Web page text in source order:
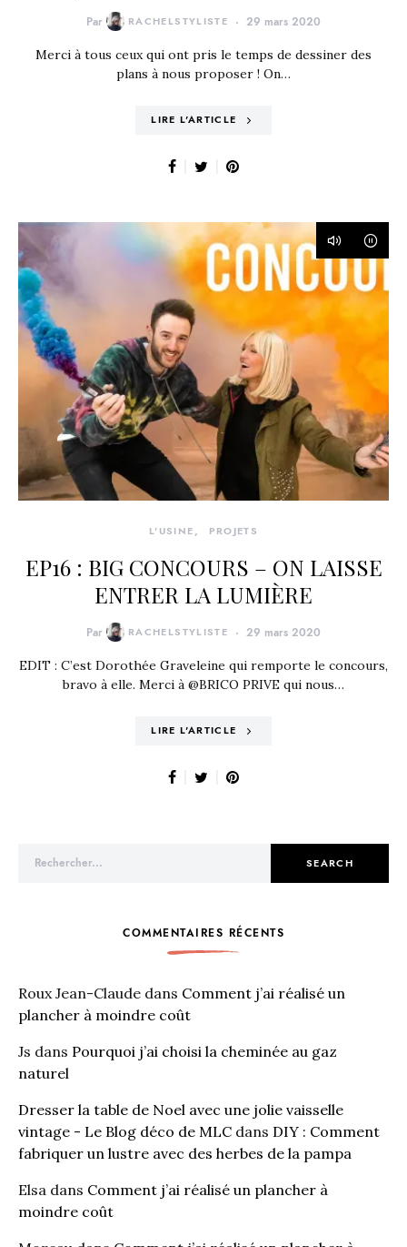
Par RACHELSTYLISTE 29 mars 2020
Merci à tous ceux qui ont pris le temps de dessiner des
plans à nous proposer ! On…
LIRE L'ARTICLE
L'USINE PROJETS
EP16 : BIG CONCOURS – ON LAISSE
ENTRER LA LUMIÈRE
Par RACHELSTYLISTE 29 mars 2020
EDIT : C’est Dorothée Graveleine qui remporte le concours,
bravo à elle. Merci à @BRICO PRIVE qui nous…
LIRE L'ARTICLE
SEARCH
COMMENTAIRES RÉCENTS
Roux Jean-Claude dans Comment j’ai réalisé un
plancher à moindre coût
Js dans Pourquoi j’ai choisi la cheminée au gaz
naturel
Dresser la table de Noel avec une jolie vaisselle
vintage - Le Blog déco de MLC dans DIY : Comment
fabriquer un lustre avec des herbes de la pampa
Elsa dans Comment j’ai réalisé un plancher à
moindre coût